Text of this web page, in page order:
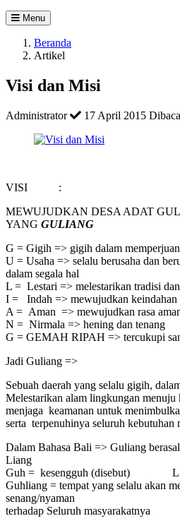
Menu
Beranda
Artikel
Visi dan Misi
Administrator 17 April 2015
VISI :
MEWUJUDKAN DESA ADAT
YANG GULIANG
G = Gigih => gigih dalam
U = Usaha => selalu berusaha dan
dalam segala hal
L = Lestari => melestarikan tradisi
I = Indah => mewujudkan keindahan
A = Aman => mewujudkan rasa
N = Nirmala => hening dan tenang
G = GEMAH RIPAH => tercukupi
Jadi Guliang =>
Sebuah daerah yang selalu gigih,
Melestarikan alam lingkungan menuju
menjaga keamanan untuk
serta terpenuhinya seluruh kebutuhan
Dalam Bahasa Bali => Guliang
Liang
Guh = kesengguh (disebut)
Guhliang = tempat yang selalu akan
senang/nyaman
terhadap Seluruh masyarakatnya